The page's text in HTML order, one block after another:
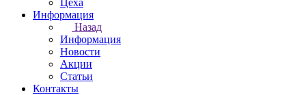
Цеха
Информация
Назад
Информация
Новости
Акции
Статьи
Контакты